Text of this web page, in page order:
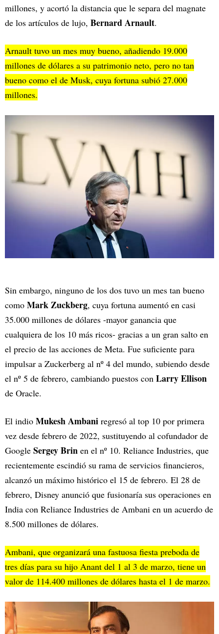
millones, y acortó la distancia que le separa del magnate
de los artículos de lujo, Bernard Arnault.
Arnault tuvo un mes muy bueno, añadiendo 19.000
millones de dólares a su patrimonio neto, pero no tan
bueno como el de Musk, cuya fortuna subió 27.000
millones.
Sin embargo, ninguno de los dos tuvo un mes tan bueno
como Mark Zuckberg, cuya fortuna aumentó en casi
35.000 millones de dólares -mayor ganancia que
cualquiera de los 10 más ricos- gracias a un gran salto en
el precio de las acciones de Meta. Fue suficiente para
impulsar a Zuckerberg al nº 4 del mundo, subiendo desde
el nº 5 de febrero, cambiando puestos con Larry Ellison
de Oracle.
El indio Mukesh Ambani regresó al top 10 por primera
vez desde febrero de 2022, sustituyendo al cofundador de
Google Sergey Brin en el nº 10. Reliance Industries, que
recientemente escindió su rama de servicios financieros,
alcanzó un máximo histórico el 15 de febrero. El 28 de
febrero, Disney anunció que fusionaría sus operaciones en
India con Reliance Industries de Ambani en un acuerdo de
8.500 millones de dólares.
Ambani, que organizará una fastuosa fiesta preboda de
tres días para su hijo Anant del 1 al 3 de marzo, tiene un
valor de 114.400 millones de dólares hasta el 1 de marzo.